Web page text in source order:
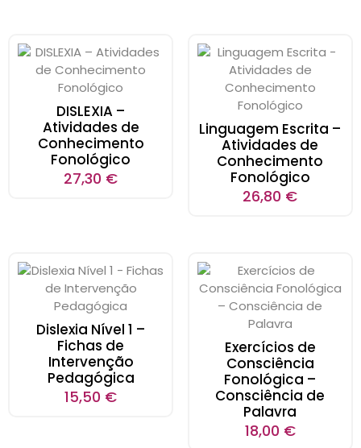
DISLEXIA –
Atividades de
Conhecimento
Fonológico
27,30 €
Linguagem Escrita –
Atividades de
Conhecimento
Fonológico
26,80 €
Dislexia Nível 1 –
Fichas de
Intervenção
Pedagógica
15,50 €
Exercícios de
Consciência
Fonológica –
Consciência de
Palavra
18,00 €